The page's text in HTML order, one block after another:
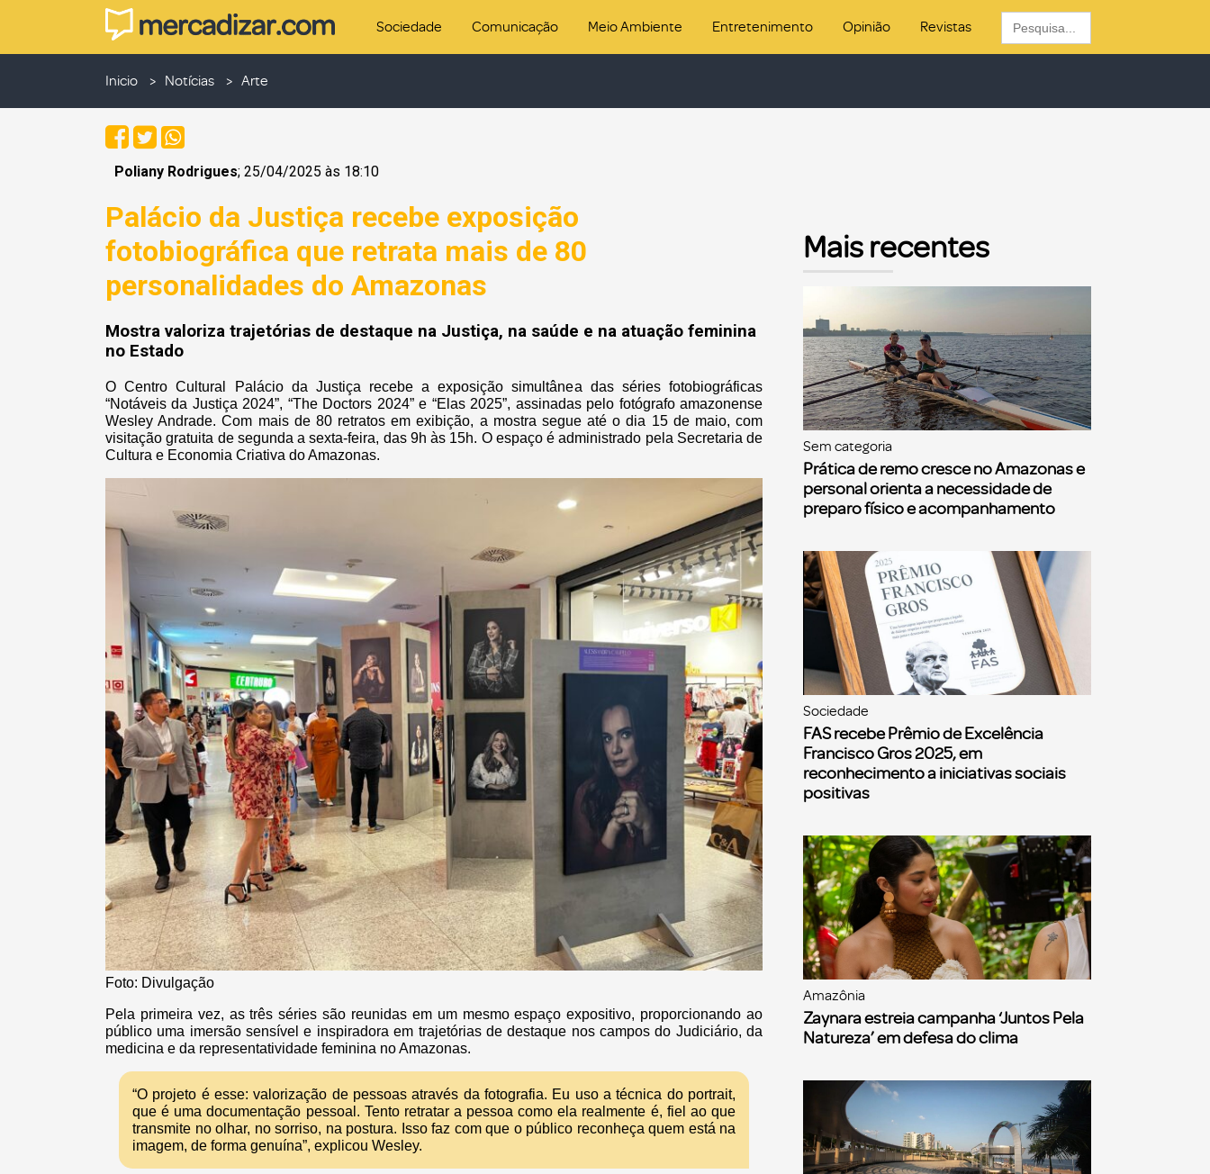
Sociedade Comunicação Meio Ambiente Entretenimento Opinião Revistas
Search
for:
Inicio Notícias Arte
Poliany Rodrigues; 25/04/2025 às 18:10
Palácio da Justiça recebe exposição
fotobiográfica que retrata mais de 80
personalidades do Amazonas
Mostra valoriza trajetórias de destaque na Justiça, na saúde e na atuação feminina
no Estado
O Centro Cultural Palácio da Justiça recebe a exposição simultânea das séries fotobiográficas
“Notáveis da Justiça 2024”, “The Doctors 2024” e “Elas 2025”, assinadas pelo fotógrafo amazonense
Wesley Andrade. Com mais de 80 retratos em exibição, a mostra segue até o dia 15 de maio, com
visitação gratuita de segunda a sexta-feira, das 9h às 15h. O espaço é administrado pela Secretaria de
Cultura e Economia Criativa do Amazonas.
Foto: Divulgação
Pela primeira vez, as três séries são reunidas em um mesmo espaço expositivo, proporcionando ao
público uma imersão sensível e inspiradora em trajetórias de destaque nos campos do Judiciário, da
medicina e da representatividade feminina no Amazonas.
“O projeto é esse: valorização de pessoas através da fotografia. Eu uso a técnica do portrait,
que é uma documentação pessoal. Tento retratar a pessoa como ela realmente é, fiel ao que
transmite no olhar, no sorriso, na postura. Isso faz com que o público reconheça quem está na
imagem, de forma genuína”, explicou Wesley.
Mais recentes
Sem categoria
Prática de remo cresce no Amazonas e
personal orienta a necessidade de
preparo físico e acompanhamento
Sociedade
FAS recebe Prêmio de Excelência
Francisco Gros 2025, em
reconhecimento a iniciativas sociais
positivas
Amazônia
Zaynara estreia campanha ‘Juntos Pela
Natureza’ em defesa do clima